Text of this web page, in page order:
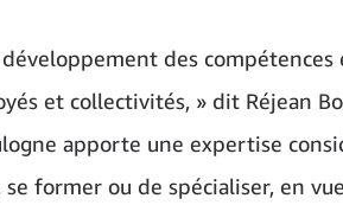
des
et collectivités, » dit Réjean
apporte une expertise
se former ou de spécialiser, en